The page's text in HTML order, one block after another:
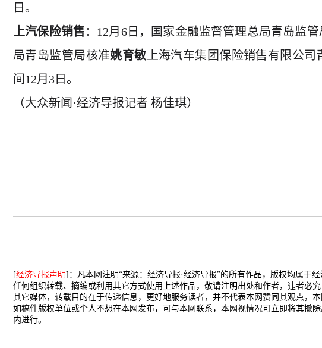
日。
上汽保险销售：12月6日，国家金融监督管理总局青岛监
局青岛监管局核准姚育敏 上海汽车集团保险销售有限公
间12月3日。
（大众新闻·经济导报记者 杨佳琪）
[经济导报声明]：凡本网注明“来源：经济导报·经济导报”的所有作品，版权均属于
任何组织转载、摘编或利用其它方式使用上述作品，敬请注明出处和作者，违者必
其它媒体，转载目的在于传递信息，更好地服务读者，并不代表本网赞同其观点，
如稿件版权单位或个人不想在本网发布，可与本网联系，本网视情况可立即将其撤
内进行。